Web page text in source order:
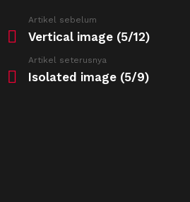
more
Artikel sebelum
Vertical image (5/12)
Artikel seterusnya
Isolated image (5/9)